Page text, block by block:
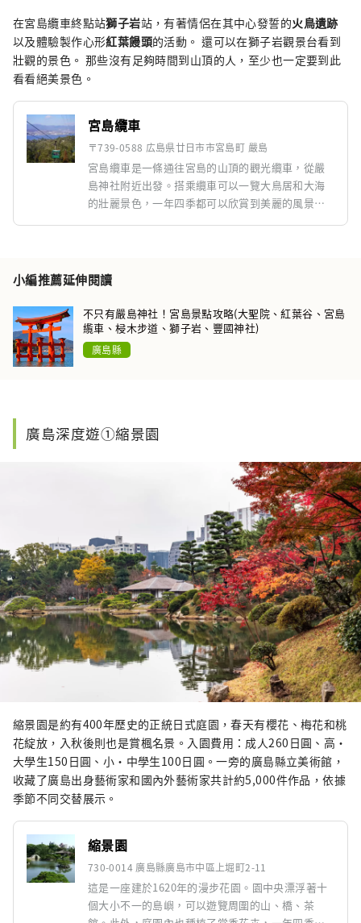
在宮島纜車終點站獅子岩站，有著情侶在其中心發誓的火鳥遺跡
以及體驗製作心形紅葉饅頭的活動。 還可以在獅子岩觀景台看到
壯觀的景色。 那些沒有足夠時間到山頂的人，至少也一定要到此
看看絕美景色。
宮島纜車
〒739-0588 広島県廿日市市宮島町 嚴島
宮島纜車是一條通往宮島的山頂的觀光纜車，從嚴
島神社附近出發。搭乘纜車可以一覽大鳥居和大海
的壯麗景色，一年四季都可以欣賞到美麗的風景。
景，同時也能遊覽山頂的旅遊景點。
小編推薦延伸閱讀
不只有嚴島神社！宮島景點攻略(大聖院、紅葉谷、宮島
䌫車、梫木步道、獅子岩、豐國神社)
廣島縣
廣島深度遊①縮景園
縮景園是約有400年歷史的正統日式庭園，春天有櫻花、梅花和桃
花綻放，入秋後則也是賞楓名景。入園費用：成人260日圓、高・
大學生150日圓、小・中學生100日圓。一旁的廣島縣立美術館，
收藏了廣島出身藝術家和國內外藝術家共計約5,000件作品，依據
季節不同交替展示。
縮景園
730-0014 廣島縣廣島市中區上堀町2-11
這是一座建於1620年的漫步花園。園中央漂浮著十
個大小不一的島嶼，可以遊覽周圍的山、橋、茶